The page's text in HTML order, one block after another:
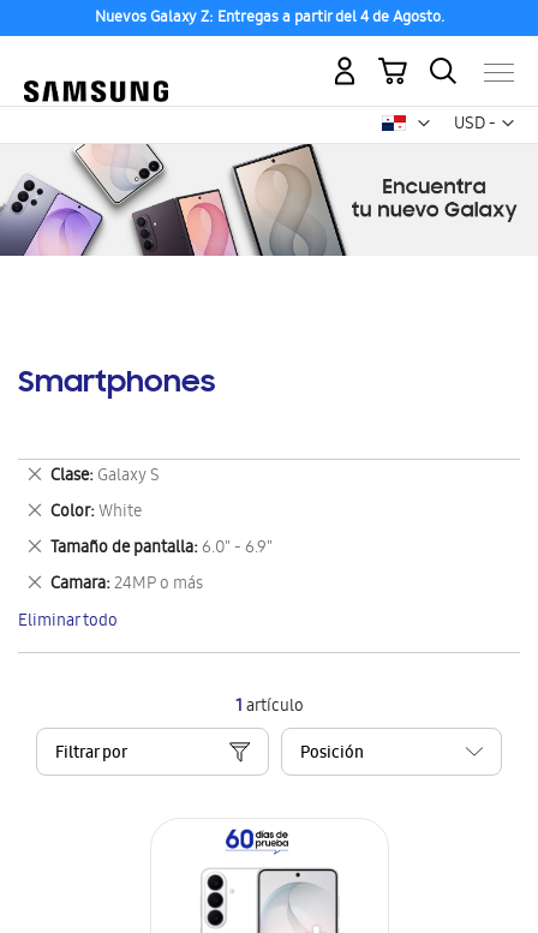
Nuevos Galaxy Z: Entregas a partir del 4 de Agosto.
USD -
dólar
Mi carrito
Smartphones
1artículo
Filtrar por
Clase Galaxy S
Eliminar
este
artículo
Color White
Eliminar
este
artículo
Tamaño de pantalla 6.0" - 6.9"
Eliminar
este
artículo
Camara 24MP o más
Eliminar
este
artículo
Eliminar todo